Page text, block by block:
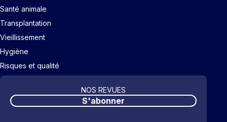
Santé animale
Transplantation
Vieillissement
Hygiène
Risques et qualité
NOS REVUES
S'abonner